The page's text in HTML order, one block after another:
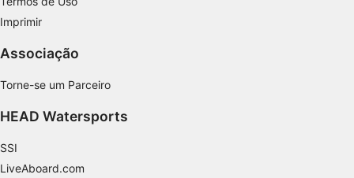
Imprimir
Associação
Torne-se um Parceiro
HEAD Watersports
SSI
LiveAboard.com
Usar dados limitados para selecionar
conteúdo
Recursos especiais do IAB:
informações solicitadas ativamente
Finalidades de processamento não IAB:
Necessário